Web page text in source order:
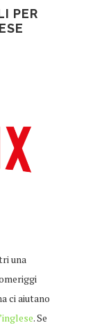
PER
una
ci aiutano
. Se